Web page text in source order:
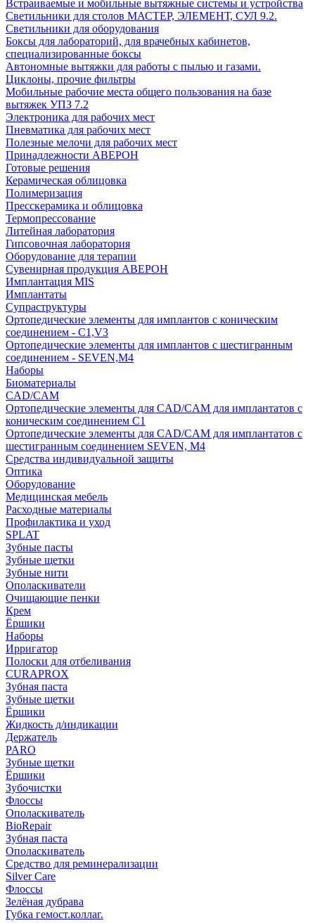
Встраиваемые и мобильные вытяжные системы и устройства
Светильники для столов МАСТЕР, ЭЛЕМЕНТ, СУЛ 9.2.
Светильники для оборудования
Боксы для лабораторий, для врачебных кабинетов,
специализированные боксы
Автономные вытяжки для работы с пылью и газами.
Циклоны, прочие фильтры
Мобильные рабочие места общего пользования на базе
вытяжек УПЗ 7.2
Электроника для рабочих мест
Пневматика для рабочих мест
Полезные мелочи для рабочих мест
Принадлежности АВЕРОН
Готовые решения
Керамическая облицовка
Полимеризация
Пресскерамика и облицовка
Термопрессование
Литейная лаборатория
Гипсовочная лаборатория
Оборудование для терапии
Сувенирная продукция АВЕРОН
Имплантация MIS
Имплантаты
Супраструктуры
Ортопедические элементы для имплантов с коническим
соединением - C1,V3
Ортопедические элементы для имплантов с шестигранным
соединением - SEVEN,M4
Наборы
Биоматериалы
CAD/CAM
Ортопедические элементы для CAD/CAM для имплантатов с
коническим соединением С1
Ортопедические элементы для CAD/CAM для имплантатов с
шестигранным соединением SEVEN, М4
Средства индивидуальной защиты
Оптика
Оборудование
Медицинская мебель
Расходные материалы
Профилактика и уход
SPLAT
Зубные пасты
Зубные щетки
Зубные нити
Ополаскиватели
Очищающие пенки
Крем
Ёршики
Наборы
Ирригатор
Полоски для отбеливания
CURAPROX
Зубная паста
Зубные щетки
Ёршики
Жидкость д/индикации
Держатель
PARO
Зубные щетки
Ёршики
Зубочистки
Флоссы
Ополаскиватель
BioRepair
Зубная паста
Ополаскиватель
Средство для реминерализации
Silver Care
Флоссы
Зелёная дубрава
Губка гемост.коллаг.